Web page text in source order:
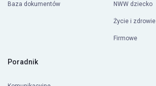
Baza dokumentów NWW dziecko
Życie i zdrowie
Firmowe
Poradnik